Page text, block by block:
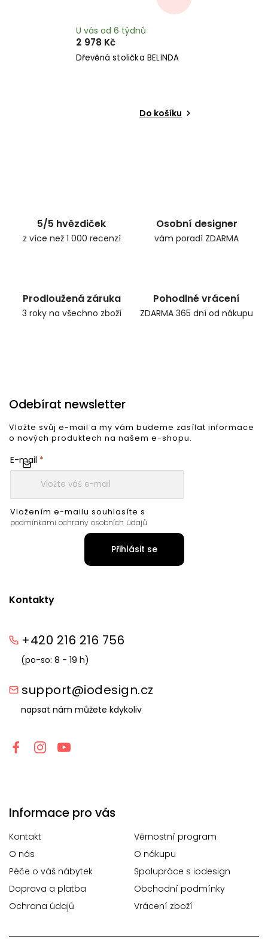
Dřevěná stolička BELINDA
U vás od 6 týdnů
2 978 Kč
Do košíku
5/5 hvězdiček
z více než 1 000 recenzí
Osobní designer
vám poradí ZDARMA
Prodloužená záruka
3 roky na všechno zboží
Pohodlné vrácení
ZDARMA 365 dní od nákupu
Kontakty
+420 216 216 756
(po-so: 8 - 19 h)
support@iodesign.cz
napsat nám můžete kdykoliv
Informace pro vás
Kontakt
Věrnostní program
O nás
O nákupu
Péče o váš nábytek
Spolupráce s iodesign
Doprava a platba
Obchodní podmínky
Ochrana údajů
Vrácení zboží
Odebírat newsletter
Vložte svůj e-mail a my vám budeme zasílat informace
o nových produktech na našem e-shopu.
E-mail
Vložením e-mailu souhlasíte s
podmínkami ochrany osobních údajů
Přihlásit se